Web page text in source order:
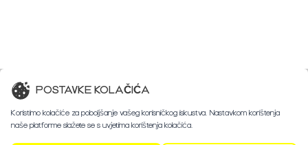
POSTAVKE KOLAČIĆA
Koristimo kolačiće za poboljšanje vašeg korisničkog iskustva. Nastavkom korištenja
naše platforme slažete se s uvjetima korištenja kolačića.